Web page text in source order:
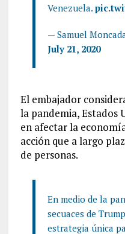
Venezuela.
— Samuel
July 21, 2020
El embajador
la pandemia, Estados
en afectar la
acción que a largo
de personas.
En medio de la
secuaces de
estrategia única